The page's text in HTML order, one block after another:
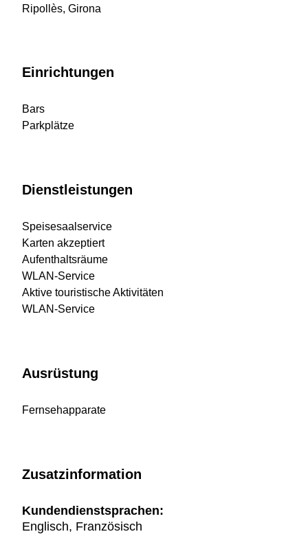
Ripollès, Girona
Einrichtungen
Bars
Parkplätze
Dienstleistungen
Speisesaalservice
Karten akzeptiert
Aufenthaltsräume
WLAN-Service
Aktive touristische Aktivitäten
WLAN-Service
Ausrüstung
Fernsehapparate
Zusatzinformation
Kundendienstsprachen:
Englisch, Französisch